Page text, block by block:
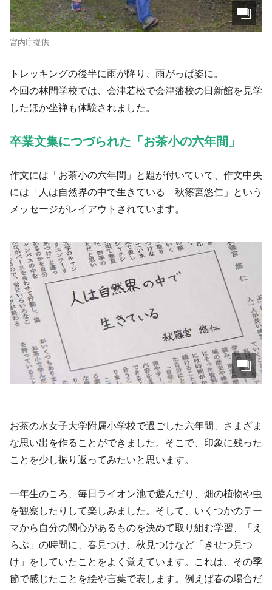
宮内庁提供
トレッキングの後半に雨が降り、雨がっぱ姿に。
今回の林間学校では、会津若松で会津藩校の日新館を見学
したほか坐禅も体験されました。
卒業文集につづられた「お茶小の六年間」
作文には「お茶小の六年間」と題が付いていて、作文中央
には「人は自然界の中で生きている 秋篠宮悠仁」という
メッセージがレイアウトされています。
お茶の水女子大学附属小学校で過ごした六年間、さまざま
な思い出を作ることができました。そこで、印象に残った
ことを少し振り返ってみたいと思います。
一年生のころ、毎日ライオン池で遊んだり、畑の植物や虫
を観察したりして楽しみました。そして、いくつかのテー
マから自分の関心があるものを決めて取り組む学習、「え
らぶ」の時間に、春見つけ、秋見つけなど「きせつ見つ
け」をしていたことをよく覚えています。これは、その季
節で感じたことを絵や言葉で表します。例えば春の場合だ